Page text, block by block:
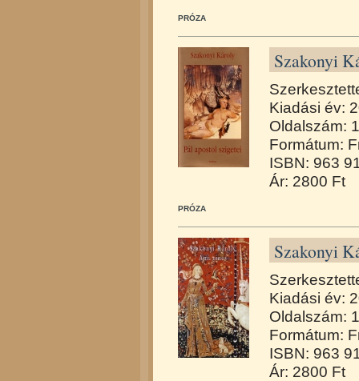
PRÓZA
Szakonyi
Kiadási év:
Oldalszám:
Formátum:
ISBN: 963
Ár: 2800 Ft
PRÓZA
Szakonyi
Kiadási év:
Oldalszám:
Formátum:
ISBN: 963
Ár: 2800 Ft